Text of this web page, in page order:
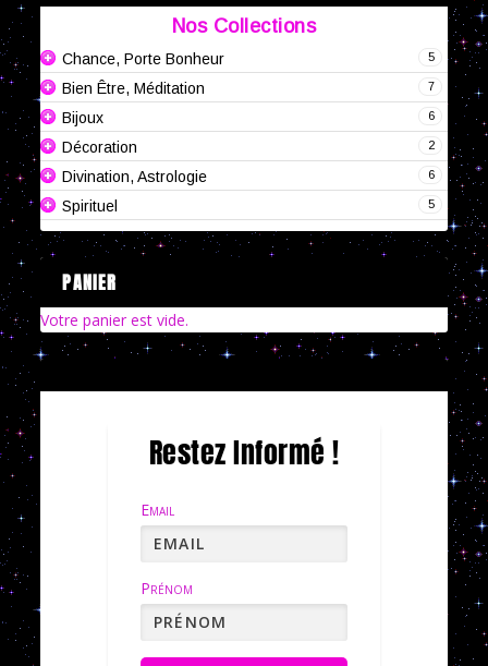
Nos Collections
5
Chance, Porte Bonheur
7
Bien Être, Méditation
6
Bijoux
2
Décoration
6
Divination, Astrologie
5
Spirituel
PANIER
Votre panier est vide.
Restez Informé !
Email
Prénom